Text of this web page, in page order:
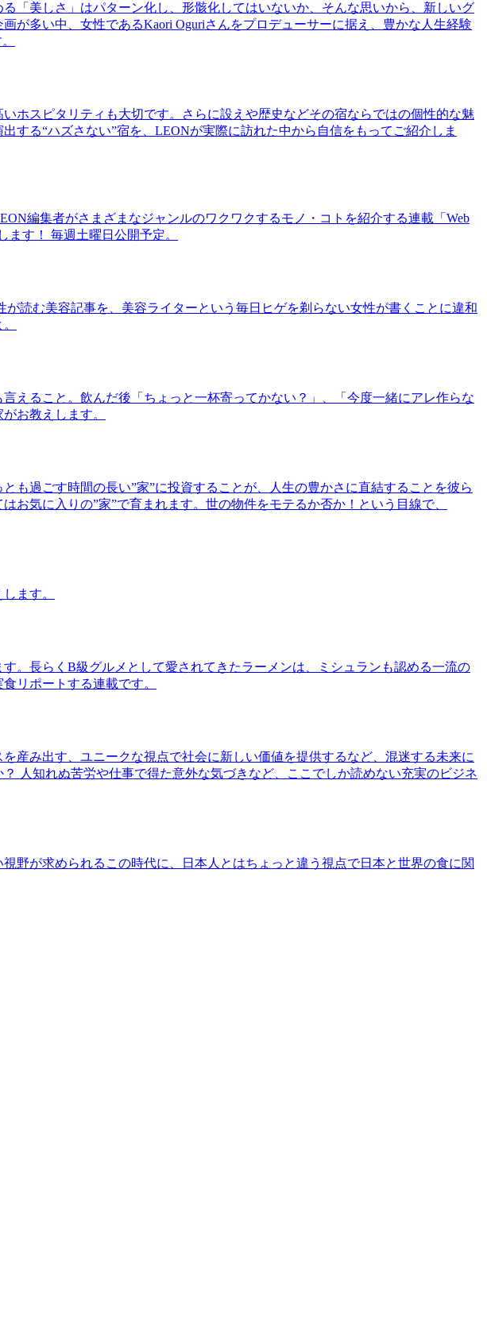
「美しさ」はパターン化し、形骸化してはいないか、そんな思いから、新しいグ
が多い中、女性であるKaori Oguriさんをプロデューサーに据え、豊かな人生経験
スピタリティも大切です。さらに設えや歴史などその宿ならではの個性的な魅
する“ハズさない”宿を、LEONが実際に訪れた中から自信をもってご紹介しま
編集者がさまざまなジャンルのワクワクするモノ・コトを紹介する連載「Web
す！ 毎週土曜日公開予定。
読む美容記事を、美容ライターという毎日ヒゲを剃らない女性が書くことに違和
えること。飲んだ後「ちょっと一杯寄ってかない？」、「今度一緒にアレ作らな
お教えします。
も過ごす時間の長い”家”に投資することが、人生の豊かさに直結することを彼ら
気に入りの”家”で育まれます。世の物件をモテるか否か！という目線で、
ます。
。長らくB級グルメとして愛されてきたラーメンは、ミシュランも認める一流の
リポートする連載です。
産み出す、ユニークな視点で社会に新しい価値を提供するなど、混迷する未来に
人知れぬ苦労や仕事で得た意外な気づきなど、ここでしか読めない充実のビジネ
野が求められるこの時代に、日本人とはちょっと違う視点で日本と世界の食に関